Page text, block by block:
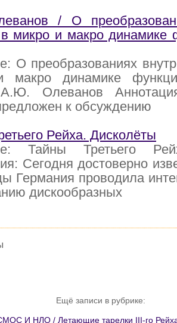
/ О
в микро и макро динамике
О преобразованиях
макро динамике
Олеванов
к обсуждению
Рейха. Дисколёты
Тайны Третьего
Сегодня достоверно
Германия проводила
дискообразных
Ещё записи в рубрике:
И НЛО / Летающие тарелки III-го